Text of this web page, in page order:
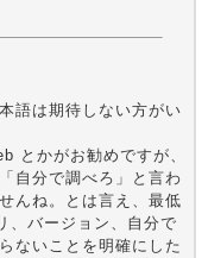
語は期待しない方がい
とかがお勧めですが、
自分で調べろ」と言わ
んね。とは言え、最低
、バージョン、自分で
ないことを明確にした